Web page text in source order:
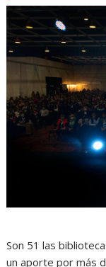
Son 51 las
un aporte por más